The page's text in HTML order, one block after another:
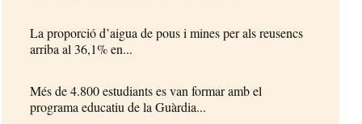
La proporció d’aigua de pous i mines per als reusencs
arriba al 36,1% en...
Més de 4.800 estudiants es van formar amb el
programa educatiu de la Guàrdia...